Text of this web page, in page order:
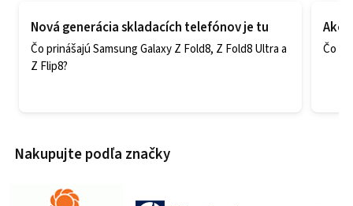
Nová generácia skladacích telefónov je tu
Čo prinášajú Samsung Galaxy Z Fold8, Z Fold8 Ultra a
Z Flip8?
Ako
Čo
Nakupujte podľa značky